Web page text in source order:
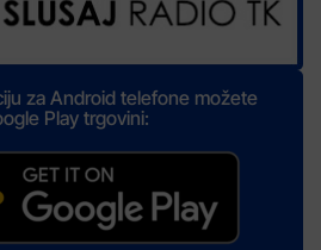
za Android telefone možete
Play trgovini: